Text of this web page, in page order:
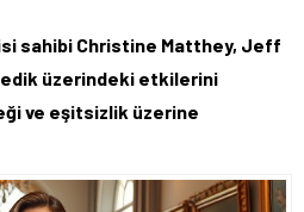
sahibi Christine Matthey, Jeff
üzerindeki etkilerini
ve eşitsizlik üzerine